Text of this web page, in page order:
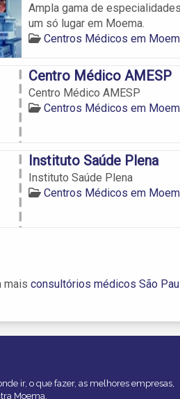
Ampla gama de
um só lugar em Moema.
Centros Médicos em
Centro Médico AMESP
Centro Médico AMESP
Centros Médicos em
Instituto Saúde Plena
Instituto Saúde Plena
Centros Médicos em
mais consultórios médicos São
ir, o que fazer, as melhores empresas,
Moema.